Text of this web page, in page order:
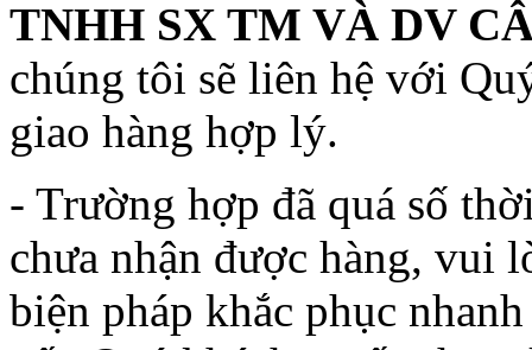
TNHH SX TM VÀ DV
chúng tôi sẽ liên hệ với
giao hàng hợp lý.
- Trường hợp đã quá số
chưa nhận được hàng, vui
biện pháp khắc phục